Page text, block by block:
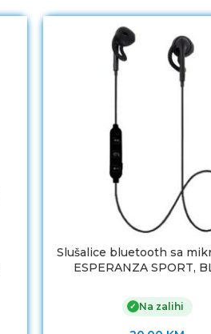
Slušalice bluetooth sa
ESPERANZA SPORT,
✓ Na zalihi